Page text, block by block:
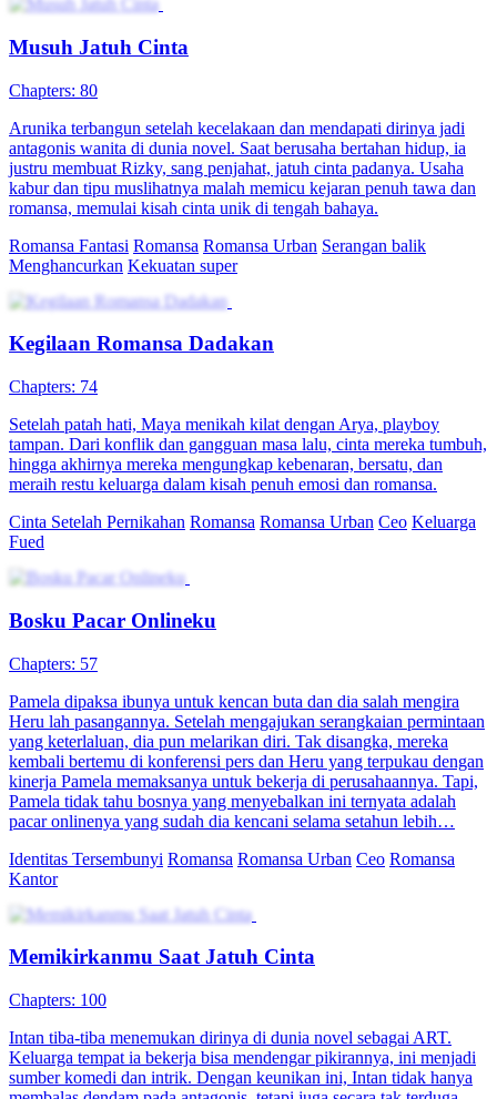
Musuh Jatuh Cinta
Chapters: 80
Arunika terbangun setelah kecelakaan dan mendapati dirinya jadi
antagonis wanita di dunia novel. Saat berusaha bertahan hidup, ia
justru membuat Rizky, sang penjahat, jatuh cinta padanya. Usaha
kabur dan tipu muslihatnya malah memicu kejaran penuh tawa dan
romansa, memulai kisah cinta unik di tengah bahaya.
Romansa Fantasi Romansa Romansa Urban Serangan balik
Menghancurkan Kekuatan super
Kegilaan Romansa Dadakan
Chapters: 74
Setelah patah hati, Maya menikah kilat dengan Arya, playboy
tampan. Dari konflik dan gangguan masa lalu, cinta mereka tumbuh,
hingga akhirnya mereka mengungkap kebenaran, bersatu, dan
meraih restu keluarga dalam kisah penuh emosi dan romansa.
Cinta Setelah Pernikahan Romansa Romansa Urban Ceo Keluarga
Fued
Bosku Pacar Onlineku
Chapters: 57
Pamela dipaksa ibunya untuk kencan buta dan dia salah mengira
Heru lah pasangannya. Setelah mengajukan serangkaian permintaan
yang keterlaluan, dia pun melarikan diri. Tak disangka, mereka
kembali bertemu di konferensi pers dan Heru yang terpukau dengan
kinerja Pamela memaksanya untuk bekerja di perusahaannya. Tapi,
Pamela tidak tahu bosnya yang menyebalkan ini ternyata adalah
pacar onlinenya yang sudah dia kencani selama setahun lebih…
Identitas Tersembunyi Romansa Romansa Urban Ceo Romansa
Kantor
Memikirkanmu Saat Jatuh Cinta
Chapters: 100
Intan tiba-tiba menemukan dirinya di dunia novel sebagai ART.
Keluarga tempat ia bekerja bisa mendengar pikirannya, ini menjadi
sumber komedi dan intrik. Dengan keunikan ini, Intan tidak hanya